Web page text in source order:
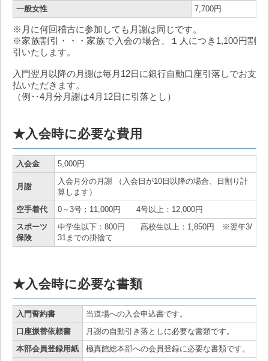
一般女性
7,700円
※月に何回稽古に参加しても月謝は同じです。
※家族割引・・・家族で入会の場合、１人につき1,100円割
引いたします。
入門翌月以降の月謝は毎月12日に銀行自動口座引落しでお支
払いただきます。
（例‥4月分月謝は4月12日に引落とし）
★入会時に必要な費用
入会金 5,000円
月謝
入会月分の月謝 （入会日が10日以降の場合、日割り計
算します）
空手着代
0～3号：11,000円 4号以上：12,000円
スポーツ
保険
中学生以下：800円 高校生以上：1,850円 ※翌年3/
31までの掛捨て
★入会時に必要な書類
入門誓約書
当道場への入会申込書です。
口座振替依頼書
月謝の自動引き落としに必要な書類です。
本部会員登録用紙
極真館総本部への会員登録に必要な書類です。